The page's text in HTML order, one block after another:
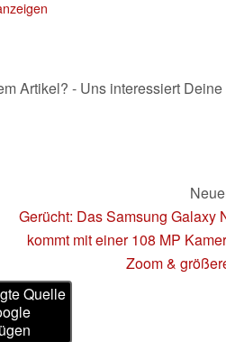
Artikel? - Uns interessiert
Gerücht: Das Samsung Galaxy
kommt mit einer 108 MP
Zoom &
Quelle